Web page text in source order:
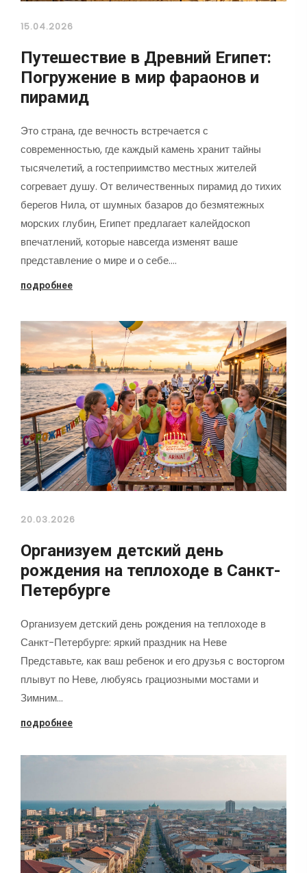
15.04.2026
Путешествие в Древний Египет:
Погружение в мир фараонов и
пирамид
Это страна, где вечность встречается с
современностью, где каждый камень хранит тайны
тысячелетий, а гостеприимство местных жителей
согревает душу. От величественных пирамид до тихих
берегов Нила, от шумных базаров до безмятежных
морских глубин, Египет предлагает калейдоскоп
впечатлений, которые навсегда изменят ваше
представление о мире и о себе.…
подробнее
20.03.2026
Организуем детский день
рождения на теплоходе в Санкт-
Петербурге
Организуем детский день рождения на теплоходе в
Санкт-Петербурге: яркий праздник на Неве
Представьте, как ваш ребенок и его друзья с восторгом
плывут по Неве, любуясь грациозными мостами и
Зимним…
подробнее